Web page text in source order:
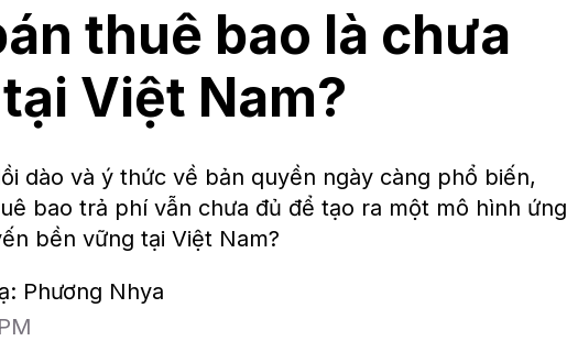
thuê bao là chưa
Việt Nam?
dào và ý thức về bản quyền ngày càng phổ biến,
bao trả phí vẫn chưa đủ để tạo ra một mô hình ứng
bền vững tại Việt Nam?
Phương Nhya